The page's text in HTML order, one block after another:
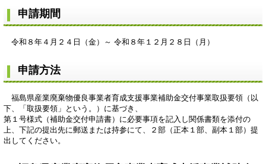
申請期間
令和８年４月２４日（金）～ 令和８年１２月２８日（月）
申請方法
福島県産業廃棄物優良事業者育成支援事業補助金交付事業取扱要領（以
下、「取扱要領」という。）に基づき、
第１号様式（補助金交付申請書）に必要事項を記入し関係書類を添付の
上、下記の提出先に郵送または持参にて、２部（正本１部、副本１部）提
出してください。